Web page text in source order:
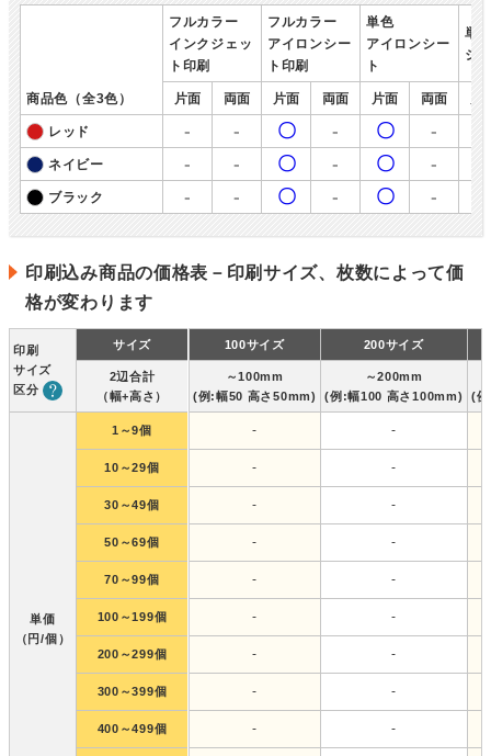
フルカラー
インクジェッ
ト印刷
フルカラー
アイロンシー
ト印刷
単色
アイロンシー
ト
単
シ
商品色（全3色） 片面 両面 片面 両面 片面 両面
レッド - - 〇 - 〇 -
ネイビー - - 〇 - 〇 -
ブラック - - 〇 - 〇 -
印刷込み商品の価格表－印刷サイズ、枚数によって価
格が変わります
印刷
サイズ
区分
サイズ
2辺合計
（幅+高さ）
単価
（円/個）
1～9個
10～29個
30～49個
50～69個
70～99個
100～199個
200～299個
300～399個
400～499個
100サイズ 200サイズ
～100mm
(例:幅50 高さ50mm)
～200mm
(例:幅100 高さ100mm)
(
- -
- -
- -
- -
- -
- -
- -
- -
- -